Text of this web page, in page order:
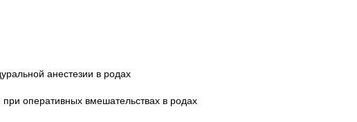
анестезии в родах
оперативных вмешательствах в родах